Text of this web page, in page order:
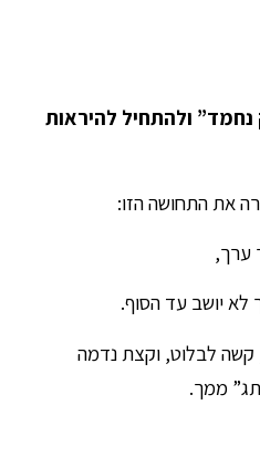
ולהתחיל להיראות
התחושה הזו:
יושב עד הסוף.
לבלוט, וקצת נדמה
ממך.